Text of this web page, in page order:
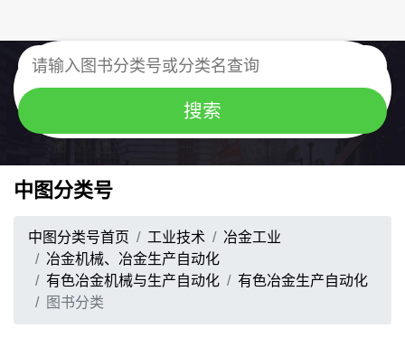
中图分类号
中图分类号首页 工业技术
冶金工业
冶金机械、冶金生产自动化
有色冶金机械与生产自动化
有色冶金生产自动化
图书分类